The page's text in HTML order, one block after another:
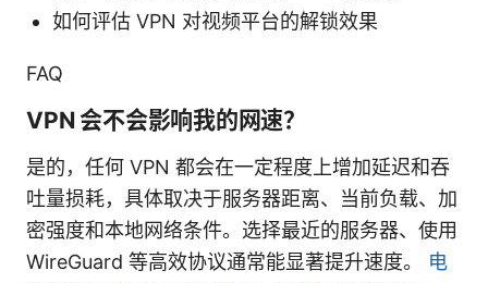
如何评估 VPN 对视频平台的解锁效果
FAQ
VPN 会不会影响我的网速？
是的，任何 VPN 都会在一定程度上增加延迟和吞
吐量损耗，具体取决于服务器距离、当前负载、加
密强度和本地网络条件。选择最近的服务器、使用
WireGuard 等高效协议通常能显著提升速度。 电